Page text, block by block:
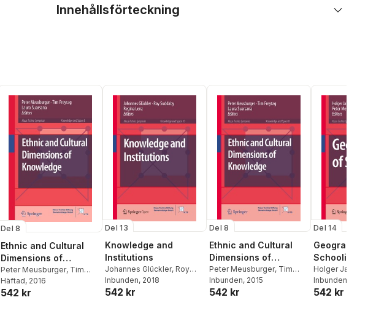
Innehållsförteckning
Del 8
Ethnic and Cultural
Dimensions of
Knowledge
Peter Meusburger, Tim
Freytag ,Laura Suarsana
Häftad, 2016
542 kr
Del 13
Knowledge and
Institutions
Johannes Glückler, Roy
Suddaby, Regina Lenz
Inbunden, 2018
542 kr
Del 8
Ethnic and Cultural
Dimensions of
Knowledge
Peter Meusburger, Tim
Freytag,Laura Suarsana
Inbunden, 2015
542 kr
Del 14
Geographies
Schooling
Holger Jahnke
Kramer,Peter
Inbunden
542 kr